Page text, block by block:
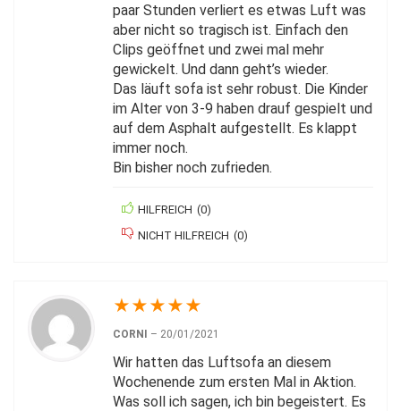
paar Stunden verliert es etwas Luft was
aber nicht so tragisch ist. Einfach den
Clips geöffnet und zwei mal mehr
gewickelt. Und dann geht’s wieder.
Das läuft sofa ist sehr robust. Die Kinder
im Alter von 3-9 haben drauf gespielt und
auf dem Asphalt aufgestellt. Es klappt
immer noch.
Bin bisher noch zufrieden.
HILFREICH (0)
NICHT HILFREICH (0)
★★★★★
CORNI – 20/01/2021
Wir hatten das Luftsofa an diesem
Wochenende zum ersten Mal in Aktion.
Was soll ich sagen, ich bin begeistert. Es